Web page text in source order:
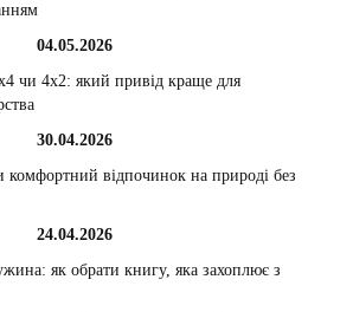
04.05.2026
чи 4х2: який привід краще для
30.04.2026
комфортний відпочинок на природі без
24.04.2026
як обрати книгу, яка захоплює з